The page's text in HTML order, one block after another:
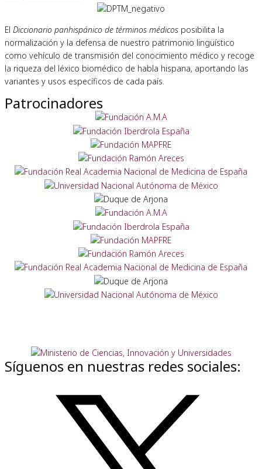
El Diccionario panhispánico de términos médicos posibilita la
normalización y la defensa de nuestro patrimonio lingüístico
como vehículo de transmisión del conocimiento médico y recoge
la riqueza del léxico biomédico de habla hispana, aportando las
variantes y usos específicos de cada país.
Patrocinadores
Síguenos en nuestras redes sociales: